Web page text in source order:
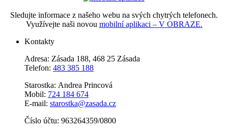
Sledujte informace z našeho webu na svých chytrých telefonech.
Využívejte naši novou mobilní aplikaci – V OBRAZE.
Kontakty
Adresa: Zásada 188, 468 25 Zásada
Telefon: 483 385 188
Starostka: Andrea Princová
Mobil: 724 184 674
E-mail: starostka@zasada.cz
Číslo účtu: 963264359/0800